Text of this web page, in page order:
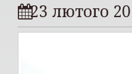
23 лютого